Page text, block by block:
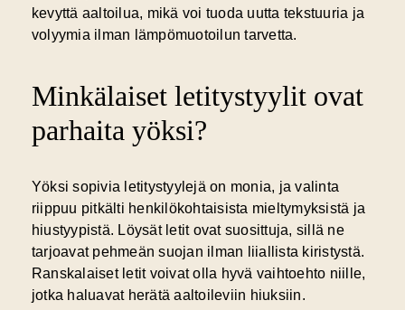
kevyttä aaltoilua, mikä voi tuoda uutta tekstuuria ja
volyymia ilman lämpömuotoilun tarvetta.
Minkälaiset letitystyylit ovat
parhaita yöksi?
Yöksi sopivia letitystyylejä on monia, ja valinta
riippuu pitkälti henkilökohtaisista mieltymyksistä ja
hiustyypistä. Löysät letit ovat suosittuja, sillä ne
tarjoavat pehmeän suojan ilman liiallista kiristystä.
Ranskalaiset letit voivat olla hyvä vaihtoehto niille,
jotka haluavat herätä aaltoileviin hiuksiin.